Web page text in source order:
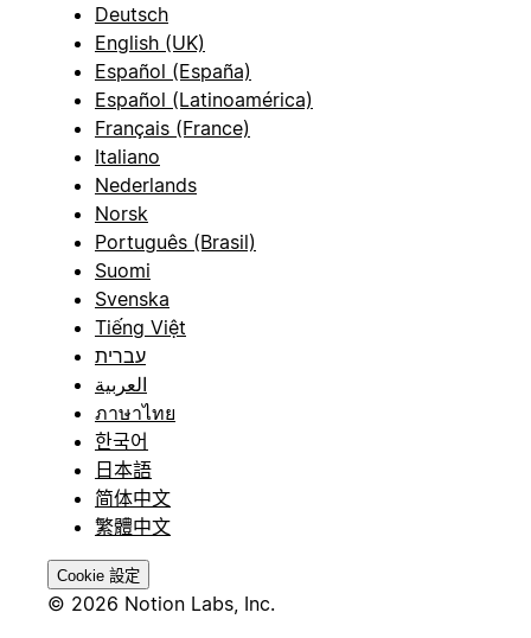
Deutsch
English (UK)
Español (España)
Español (Latinoamérica)
Français (France)
Italiano
Nederlands
Norsk
Português (Brasil)
Suomi
Svenska
Tiếng Việt
עברית
العربية
ภาษาไทย
한국어
日本語
简体中文
繁體中文
Cookie 設定
© 2026 Notion Labs, Inc.